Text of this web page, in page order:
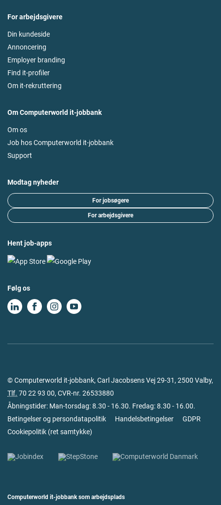
For arbejdsgivere
Din kundeside
Annoncering
Employer branding
Find it-profiler
Om it-rekruttering
Om Computerworld it-jobbank
Om os
Job hos Computerworld it-jobbank
Support
Modtag nyheder
For jobsøgere
For arbejdsgivere
Hent job-apps
Følg os
© Computerworld it-jobbank, Carl Jacobsens Vej 29-31, 2500 Valby,
Tlf. 70 22 93 00, CVR-nr. 26533880
Åbningstider: Man-torsdag: 8.30 - 16.30. Fredag: 8.30 - 16.00.
Betingelser og persondatapolitik
Handelsbetingelser
GDPR
Cookiepolitik (ret samtykke)
Computerworld it-jobbank som arbejdsplads